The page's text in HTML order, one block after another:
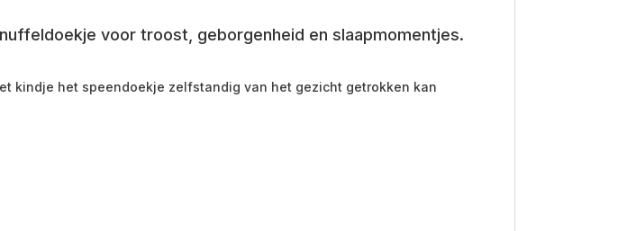
voor troost, geborgenheid en slaapmomentjes.
kindje het speendoekje zelfstandig van het gezicht getrokken kan